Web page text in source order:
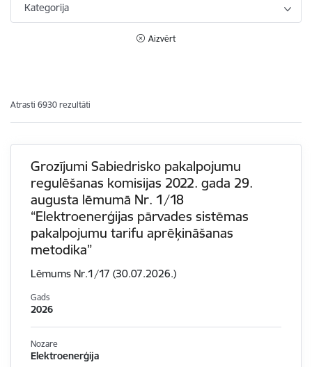
Kategorija
Aizvērt
Atrasti 6930 rezultāti
Grozījumi Sabiedrisko pakalpojumu
regulēšanas komisijas 2022. gada 29.
augusta lēmumā Nr. 1/18
“Elektroenerģijas pārvades sistēmas
pakalpojumu tarifu aprēķināšanas
metodika”
Lēmums Nr.1/17 (30.07.2026.)
Gads
2026
Nozare
Elektroenerģija